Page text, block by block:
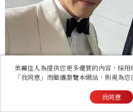
美麗佳人為提供您更多優質的內容，採
「我同意」而繼續瀏覽本網站，則視為您
我同意